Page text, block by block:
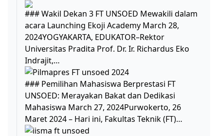
### Wakil Dekan 3 FT UNSOED Mewakili dalam
acara Launching Ekoji Academy March 28,
2024YOGYAKARTA, EDUKATOR–Rektor
Universitas Pradita Prof. Dr. Ir. Richardus Eko
Indrajit,…
### Pemilihan Mahasiswa Berprestasi FT
UNSOED: Merayakan Bakat dan Dedikasi
Mahasiswa March 27, 2024Purwokerto, 26
Maret 2024 – Hari ini, Fakultas Teknik (FT)…